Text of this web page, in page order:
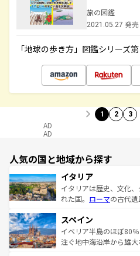
旅の図鑑
2021.05.27 発売
「地球の歩き方」図鑑シリーズ
1 2 3
AD
AD
人気の国と地域から探す
イタリア
イタリアは歴史、文化
れた国。 ローマの古代
ろん、トスカーナの美
景など、自然景観も見
ピザやパスタなど、絶
スペイン
イベリア半島のほぼ80
注ぐ地中海沿岸から雄